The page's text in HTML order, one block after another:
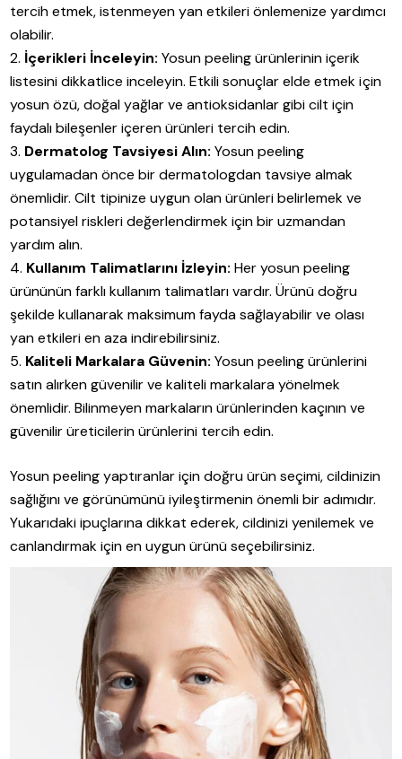
tercih etmek, istenmeyen yan etkileri önlemenize yardımcı
olabilir.
İçerikleri İnceleyin: Yosun peeling ürünlerinin içerik
listesini dikkatlice inceleyin. Etkili sonuçlar elde etmek için
yosun özü, doğal yağlar ve antioksidanlar gibi cilt için
faydalı bileşenler içeren ürünleri tercih edin.
Dermatolog Tavsiyesi Alın: Yosun peeling
uygulamadan önce bir dermatologdan tavsiye almak
önemlidir. Cilt tipinize uygun olan ürünleri belirlemek ve
potansiyel riskleri değerlendirmek için bir uzmandan
yardım alın.
Kullanım Talimatlarını İzleyin: Her yosun peeling
ürününün farklı kullanım talimatları vardır. Ürünü doğru
şekilde kullanarak maksimum fayda sağlayabilir ve olası
yan etkileri en aza indirebilirsiniz.
Kaliteli Markalara Güvenin: Yosun peeling ürünlerini
satın alırken güvenilir ve kaliteli markalara yönelmek
önemlidir. Bilinmeyen markaların ürünlerinden kaçının ve
güvenilir üreticilerin ürünlerini tercih edin.
Yosun peeling yaptıranlar için doğru ürün seçimi, cildinizin
sağlığını ve görünümünü iyileştirmenin önemli bir adımıdır.
Yukarıdaki ipuçlarına dikkat ederek, cildinizi yenilemek ve
canlandırmak için en uygun ürünü seçebilirsiniz.